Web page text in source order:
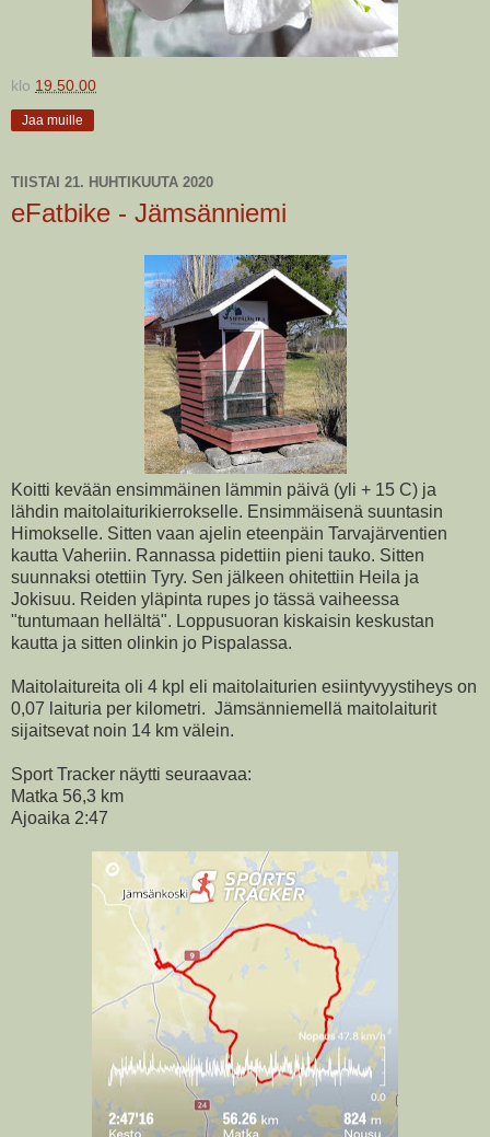
klo 19.50.00
Jaa muille
TIISTAI 21. HUHTIKUUTA 2020
eFatbike - Jämsänniemi
Koitti kevään ensimmäinen lämmin päivä (yli + 15 C) ja
lähdin maitolaiturikierrokselle. Ensimmäisenä suuntasin
Himokselle. Sitten vaan ajelin eteenpäin Tarvajärventien
kautta Vaheriin. Rannassa pidettiin pieni tauko. Sitten
suunnaksi otettiin Tyry. Sen jälkeen ohitettiin Heila ja
Jokisuu. Reiden yläpinta rupes jo tässä vaiheessa
"tuntumaan hellältä". Loppusuoran kiskaisin keskustan
kautta ja sitten olinkin jo Pispalassa.
Maitolaitureita oli 4 kpl eli maitolaiturien esiintyvyystiheys on
0,07 laituria per kilometri. Jämsänniemellä maitolaiturit
sijaitsevat noin 14 km välein.
Sport Tracker näytti seuraavaa:
Matka 56,3 km
Ajoaika 2:47